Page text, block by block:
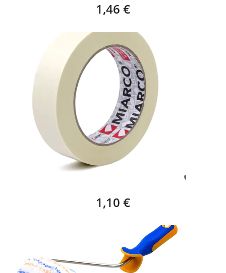
1,46 €
KREPP, CINTA DE CARROCERO – 24 X 45 M
1,10 €